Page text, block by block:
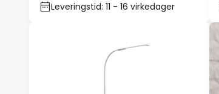
Leveringstid: 11 - 16 virkedager